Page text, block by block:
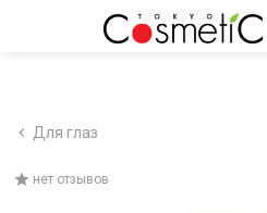
Для глаз
нет отзывов